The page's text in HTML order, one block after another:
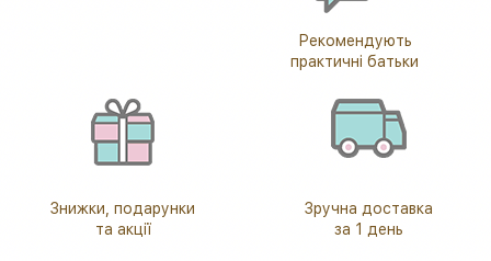
Рекомендують
практичні батьки
Знижки, подарунки
та акції
Зручна доставка
за 1 день